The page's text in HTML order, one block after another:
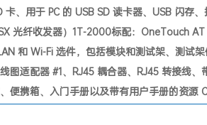
卡、用于 PC 的 USB SD 读卡器、USB 闪存
光纤收发器） 1T-2000标配：OneTouch
和 Wi-Fi 选件，包括模块和测试架、测试
图适配器 #1、RJ45 耦合器、RJ45 转接线
便携箱、入门手册以及带有用户手册的资源